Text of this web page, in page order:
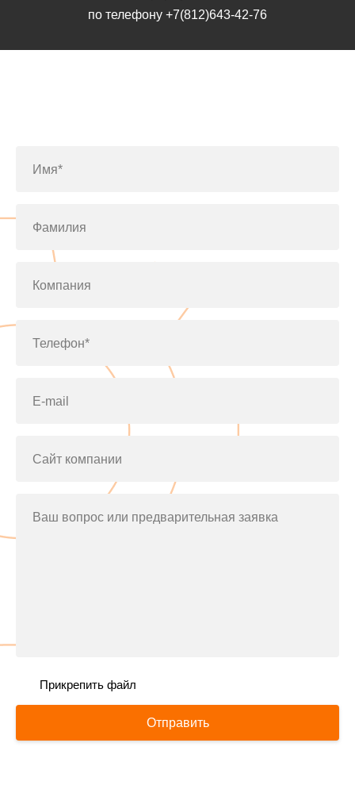
по телефону +7(812)643-42-76
Имя*
Фамилия
Компания
Телефон*
E-mail
Сайт компании
Ваш вопрос или предварительная заявка
Прикрепить файл
Отправить